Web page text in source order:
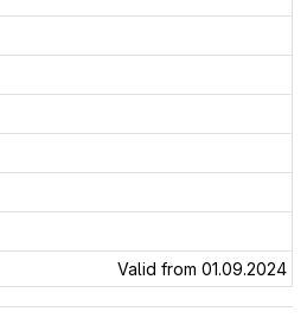
Valid from 01.09.2024